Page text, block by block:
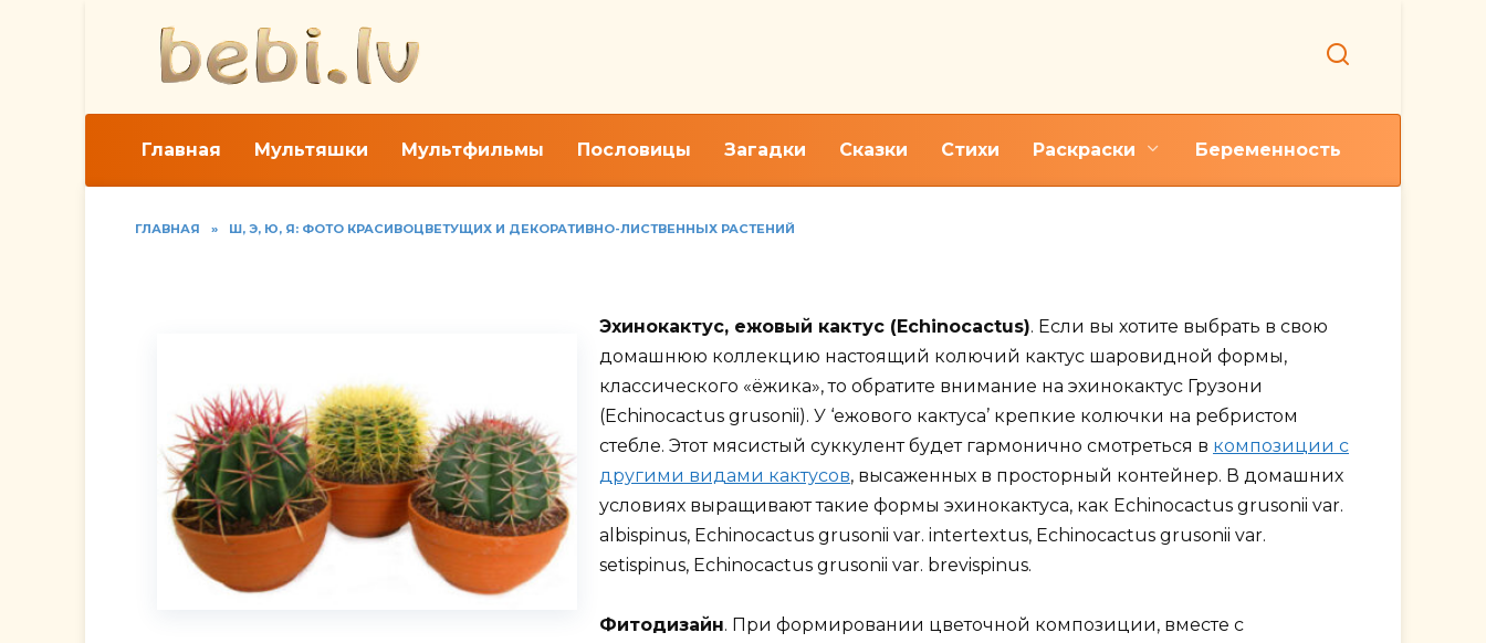
Главная Мультяшки Мультфильмы Пословицы Загадки Сказки Стихи Раскраски Беременность
ГЛАВНАЯ » Ш, Э, Ю, Я: ФОТО КРАСИВОЦВЕТУЩИХ И ДЕКОРАТИВНО-ЛИСТВЕННЫХ РАСТЕНИЙ
Эхинокактус, ежовый кактус (Echinocactus). Если вы хотите выбрать в свою
домашнюю коллекцию настоящий колючий кактус шаровидной формы,
классического «ёжика», то обратите внимание на эхинокактус Грузони
(Echinocactus grusonii). У ‘ежового кактуса’ крепкие колючки на ребристом
стебле. Этот мясистый суккулент будет гармонично смотреться в композиции с
другими видами кактусов, высаженных в просторный контейнер. В домашних
условиях выращивают такие формы эхинокактуса, как Echinocactus grusonii var.
albispinus, Echinocactus grusonii var. intertextus, Echinocactus grusonii var.
setispinus, Echinocactus grusonii var. brevispinus.
Фитодизайн. При формировании цветочной композиции, вместе с